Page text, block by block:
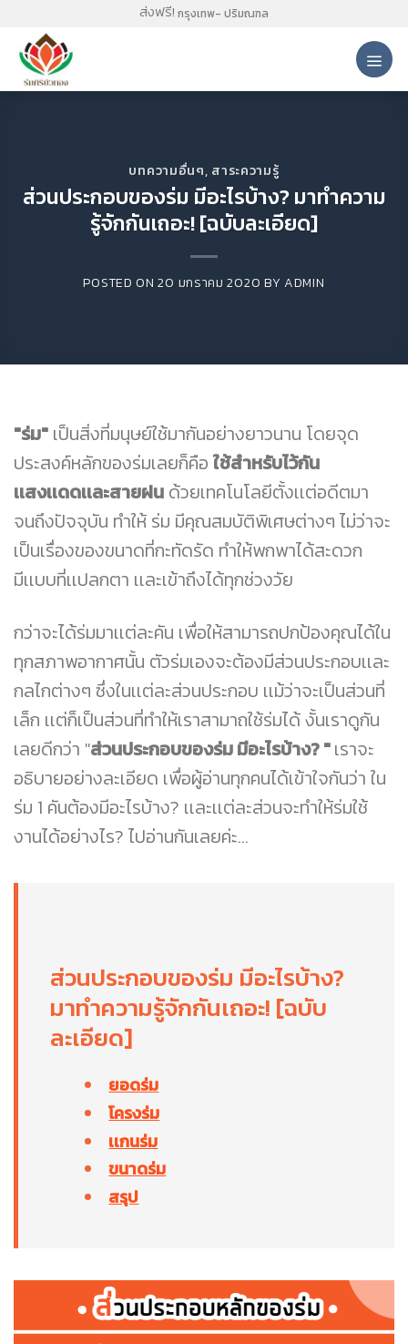
content
ส่งฟรี! กรุงเทพ- ปริมณฑล
บทความอื่นๆ, สาระความรู้
ส่วนประกอบของร่ม มีอะไรบ้าง? มาทำความ
รู้จักกันเถอะ! [ฉบับละเอียด]
POSTED ON20 มกราคม 2020 BYADMIN
"ร่ม" เป็นสิ่งที่มนุษย์ใช้มากันอย่างยาวนาน โดยจุด
ประสงค์หลักของร่มเลยก็คือ ใช้สำหรับไว้กัน
เเสงเเดดเเละสายฝน ด้วยเทคโนโลยีตั้งเเต่อดีตมา
จนถึงปัจจุบัน ทำให้ ร่ม มีคุณสมบัติพิเศษต่างๆ ไม่ว่าจะ
เป็นเรื่องของขนาดที่กะทัดรัด ทำให้พกพาได้สะดวก
มีเเบบที่เเปลกตา เเละเข้าถึงได้ทุกช่วงวัย
กว่าจะได้ร่มมาเเต่ละคัน เพื่อให้สามารถปกป้องคุณได้ใน
ทุกสภาพอากาศนั้น ตัวร่มเองจะต้องมีส่วนประกอบเเละ
กลไกต่างๆ ซึ่งในเเต่ละส่วนประกอบ เเม้ว่าจะเป็นส่วนที่
เล็ก เเต่ก็เป็นส่วนที่ทำให้เราสามาถใช้ร่มได้ งั้นเราดูกัน
เลยดีกว่า "ส่วนประกอบของร่มมีอะไรบ้าง?"เราจะ
อธิบายอย่างละเอียด เพื่อผู้อ่านทุกคนได้เข้าใจกันว่า ใน
ร่ม 1 คันต้องมีอะไรบ้าง? เเละเเต่ละส่วนจะทำให้ร่มใช้
งานได้อย่างไร? ไปอ่านกันเลยค่ะ...
ส่วนประกอบของร่ม มีอะไรบ้าง?
มาทำความรู้จักกันเถอะ! [ฉบับ
ละเอียด]
ยอดร่ม
โครงร่ม
เเกนร่ม
ขนาดร่ม
สรุป